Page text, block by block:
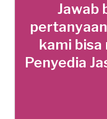
Jawab
kami
Penyedia